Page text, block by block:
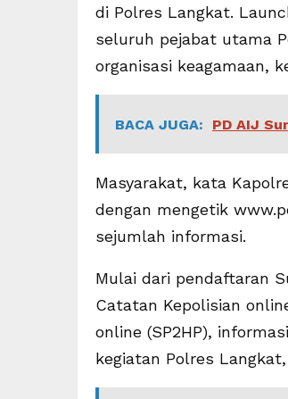
di Polres Langkat.
seluruh pejabat utama
organisasi keagamaan,
BACA JUGA: PD AIJ
Masyarakat, kata
dengan mengetik
sejumlah informasi.
Mulai dari pendaftaran
Catatan Kepolisian
online (SP2HP),
kegiatan Polres